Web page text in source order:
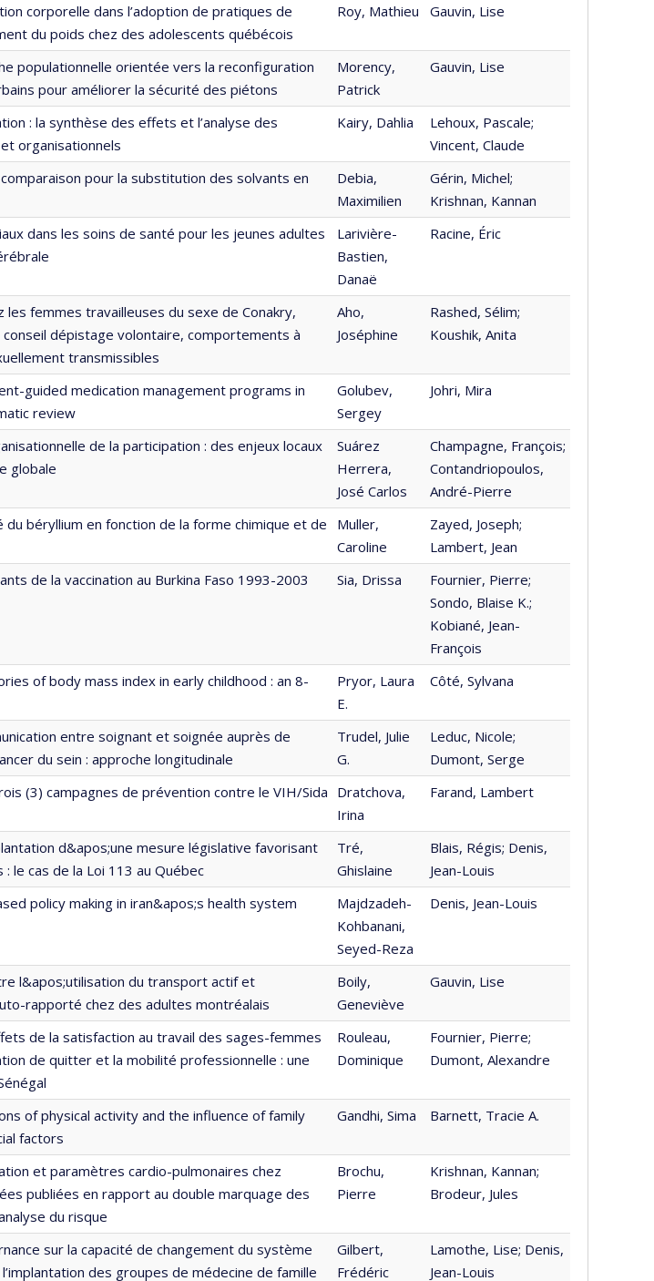
corporelle dans l’adoption de pratiques de
du poids chez des adolescents québécois
Roy, Mathieu Gauvin, Lise
populationnelle orientée vers la reconfiguration
pour améliorer la sécurité des piétons
Morency,
Patrick
Gauvin, Lise
: la synthèse des effets et l’analyse des
organisationnels
Kairy, Dahlia
Lehoux, Pascale;
Vincent, Claude
comparaison pour la substitution des solvants en
Debia,
Maximilien
Gérin, Michel;
Krishnan, Kannan
dans les soins de santé pour les jeunes adultes
Larivière-
Bastien,
Danaë
Racine, Éric
les femmes travailleuses du sexe de Conakry,
conseil dépistage volontaire, comportements à
transmissibles
Aho,
Joséphine
Rashed, Sélim;
Koushik, Anita
guided medication management programs in
review
Golubev,
Sergey
Johri, Mira
de la participation : des enjeux locaux
globale
Suárez
Herrera,
José Carlos
Champagne, François;
Contandriopoulos,
André-Pierre
du béryllium en fonction de la forme chimique et de
Muller,
Caroline
Zayed, Joseph;
Lambert, Jean
de la vaccination au Burkina Faso 1993-2003 Sia, Drissa
Fournier, Pierre;
Sondo, Blaise K.;
Kobiané, Jean-
François
of body mass index in early childhood : an 8-
Pryor, Laura
E.
Côté, Sylvana
entre soignant et soignée auprès de
du sein : approche longitudinale
Trudel, Julie
G.
Leduc, Nicole;
Dumont, Serge
(3) campagnes de prévention contre le VIH/Sida Dratchova,
Irina
Farand, Lambert
d&apos;une mesure législative favorisant
le cas de la Loi 113 au Québec
Tré,
Ghislaine
Blais, Régis; Denis,
Jean-Louis
policy making in iran&apos;s health system
Majdzadeh-
Kohbanani,
Seyed-Reza
Denis, Jean-Louis
l&apos;utilisation du transport actif et
rapporté chez des adultes montréalais
Boily,
Geneviève
Gauvin, Lise
de la satisfaction au travail des sages-femmes
de quitter et la mobilité professionnelle : une
Rouleau,
Dominique
Fournier, Pierre;
Dumont, Alexandre
of physical activity and the influence of family
factors
Gandhi, Sima Barnett, Tracie A.
et paramètres cardio-pulmonaires chez
publiées en rapport au double marquage des
du risque
Brochu,
Pierre
Krishnan, Kannan;
Brodeur, Jules
sur la capacité de changement du système
des groupes de médecine de famille
Gilbert,
Frédéric
Lamothe, Lise; Denis,
Jean-Louis